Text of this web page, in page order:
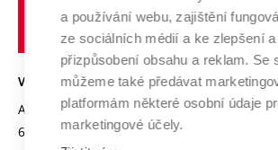
Transfer znalostí
Open Science
Projekty
Projekty ze strukturálních fondů
Specifický výzkum
Mezinárodní dohody
Univerzitní sítě
Podnikavá univerzita / ContriBUTe
Bezpečná univerzita
Vyznamenání
Organizační struktura
Brně
VYSOKÉ UČENÍ TECHNICKÉ V BRNĚ
Antonínská 548/1
602 00 Brno
www.vut.cz
vut@vutbr.cz
a používání webu, zajištění
ze sociálních médií a ke zlepšení a
přizpůsobení obsahu a reklam. Se
můžeme také předávat
platformám některé osobní údaje
marketingové účely.